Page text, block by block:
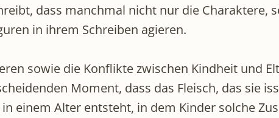
dass manchmal nicht nur die Charaktere,
in ihrem Schreiben agieren.
sowie die Konflikte zwischen Kindheit und
Moment, dass das Fleisch, das sie
einem Alter entsteht, in dem Kinder solche